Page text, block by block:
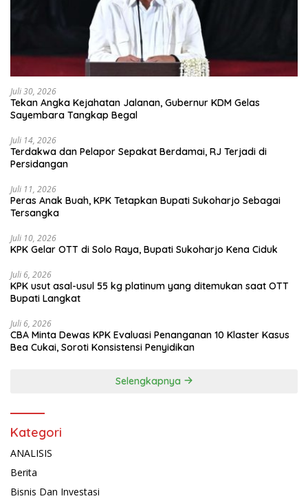
Juli 30, 2026
Tekan Angka Kejahatan Jalanan, Gubernur KDM Gelas
Sayembara Tangkap Begal
Juli 14, 2026
Terdakwa dan Pelapor Sepakat Berdamai, RJ Terjadi di
Persidangan
Juli 11, 2026
Peras Anak Buah, KPK Tetapkan Bupati Sukoharjo Sebagai
Tersangka
Juli 10, 2026
KPK Gelar OTT di Solo Raya, Bupati Sukoharjo Kena Ciduk
Juli 6, 2026
KPK usut asal-usul 55 kg platinum yang ditemukan saat OTT
Bupati Langkat
Juli 6, 2026
CBA Minta Dewas KPK Evaluasi Penanganan 10 Klaster Kasus
Bea Cukai, Soroti Konsistensi Penyidikan
Selengkapnya
Kategori
ANALISIS
Berita
Bisnis Dan Investasi